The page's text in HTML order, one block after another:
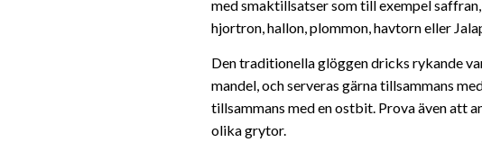
med smaktillsatser som till exempel
hjortron, hallon, plommon, havtorn eller
Den traditionella glöggen dricks rykande
mandel, och serveras gärna tillsammans
tillsammans med en ostbit. Prova även att
olika grytor.